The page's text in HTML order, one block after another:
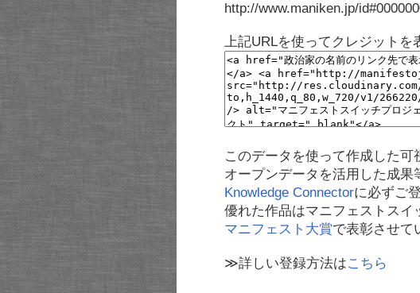
http://www.maniken.jp/
上記URLを使ってクレジットを
このデータを使って作成した可
オープンデータを活用した成果
Knowledge Connectorに必ずご
優れた作品はマニフェストスイ
マニフェスト大賞で表彰させて
≫詳しい登録方法はこちら